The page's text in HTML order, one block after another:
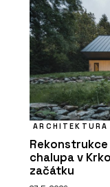
ARCHITEKTURA
Rekonstrukce
chalupa v
začátku